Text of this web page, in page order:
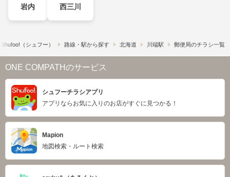
岩内 西三川
（シュフー） 路線・駅から探す 北海道 川端駅 郵便局のチラシ一覧
ONE COMPATHのサービス
シュフーチラシアプリ
アプリならお気に入りのお店がすぐに見つかる！
Mapion
地図検索・ルート検索